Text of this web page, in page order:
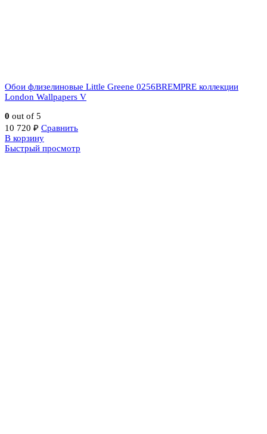
Обои флизелиновые Little Greene 0256BREMPRE коллекции
London Wallpapers V
0 out of 5
10 720 ₽ Сравнить
В корзину
Быстрый просмотр